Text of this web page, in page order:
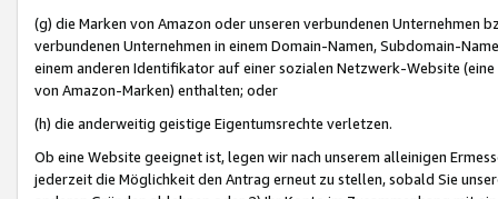
(g) die Marken von Amazon oder unseren verbundenen Unternehmen
verbundenen Unternehmen in einem Domain-Namen, Subdomain-
einem anderen Identifikator auf einer sozialen Netzwerk-Website
von Amazon-Marken) enthalten; oder
(h) die anderweitig geistige Eigentumsrechte verletzen.
Ob eine Website geeignet ist, legen wir nach unserem alleinigen
jederzeit die Möglichkeit den Antrag erneut zu stellen, sobald Sie